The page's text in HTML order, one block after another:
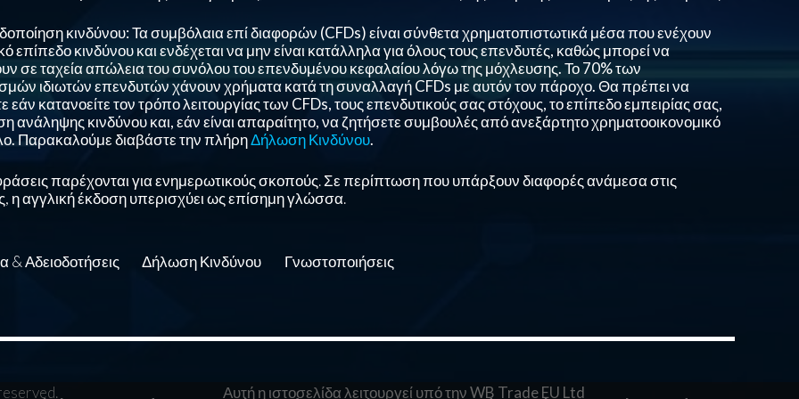
κινδύνου: Τα συμβόλαια επί διαφορών (CFDs) είναι σύνθετα χρηματοπιστωτικά μέσα που ενέχουν
επίπεδο κινδύνου και ενδέχεται να μην είναι κατάλληλα για όλους τους επενδυτές, καθώς μπορεί να
σε ταχεία απώλεια του συνόλου του επενδυμένου κεφαλαίου λόγω της μόχλευσης. Το70%των
ιδιωτών επενδυτών χάνουν χρήματα κατά τη συναλλαγή CFDs με αυτόν τον πάροχο. Θα πρέπει να
εάν κατανοείτε τον τρόπο λειτουργίας των CFDs, τους επενδυτικούς σας στόχους, το επίπεδο εμπειρίας σας,
ανάληψης κινδύνου και, εάν είναι απαραίτητο, να ζητήσετε συμβουλές από ανεξάρτητο χρηματοοικονομικό
Παρακαλούμε διαβάστε την πλήρηΔήλωση Κινδύνου.
παρέχονται για ενημερωτικούς σκοπούς. Σε περίπτωση που υπάρξουν διαφορές ανάμεσα στις
η αγγλική έκδοση υπερισχύει ως επίσημη γλώσσα.
& Αδειοδοτήσεις Δήλωση Κινδύνου Γνωστοποιήσεις
Αυτή η ιστοσελίδα λειτουργεί υπό τηνWB Trade EU Ltd